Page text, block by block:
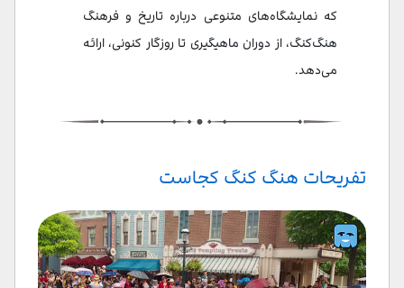
که نمایشگاه‌های متنوعی درباره تاریخ و فرهنگ
هنگ‌کنگ، از دوران ماهیگیری تا روزگار کنونی، ارائه
می‌دهد.
تفریحات هنگ کنگ کجاست